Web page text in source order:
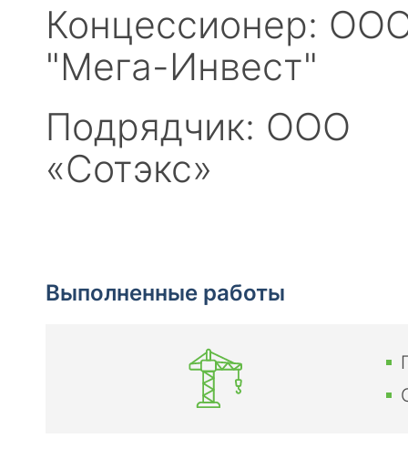
Концессионер:
"Мега-Инвест"
Подрядчик: ООО
«Сотэкс»
Выполненные работы